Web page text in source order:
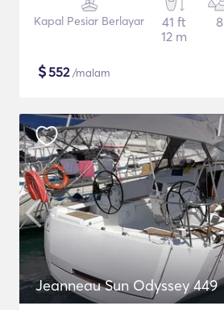
Kapal Pesiar Berlayar
41 ft
12 m
8
$552/malam
Jeanneau Sun Odyssey 449